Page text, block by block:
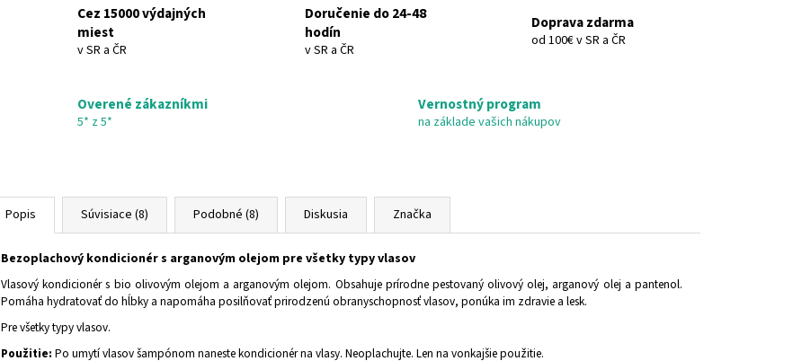
Cez 15000 výdajných
miest
v SR a ČR
Doručenie do 24-48
hodín
v SR a ČR
Doprava zdarma
od 100€ v SR a ČR
Overené zákazníkmi
5* z 5*
Vernostný program
na základe vašich nákupov
Popis Súvisiace (8) Podobné (8) Diskusia Značka
Bezoplachový kondicionér s arganovým olejom pre všetky typy vlasov
Vlasový kondicionér s bio olivovým olejom a arganovým olejom. Obsahuje prírodne pestovaný olivový olej, arganový olej a pantenol.
Pomáha hydratovať do hĺbky a napomáha posilňovať prirodzenú obranyschopnosť vlasov, ponúka im zdravie a lesk.
Pre všetky typy vlasov.
Použitie: Po umytí vlasov šampónom naneste kondicionér na vlasy. Neoplachujte. Len na vonkajšie použitie.